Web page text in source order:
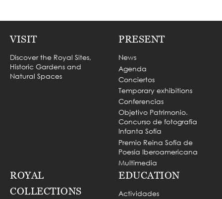
VISIT
Discover the Royal Sites,
Historic Gardens and
Natural Spaces
PRESENT
News
Agenda
Conciertos
Temporary exhibitions
Conferencias
Objetivo Patrimonio.
Concurso de fotografía
Infanta Sofía
Premio Reina Sofía de
Poesía Iberoamericana
Multimedia
ROYAL
COLLECTIONS
EDUCATION
Actividades